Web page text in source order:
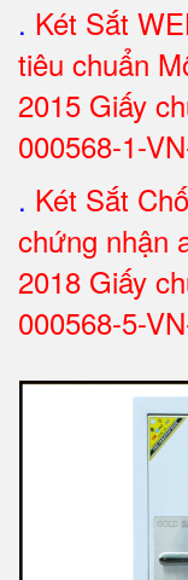
. Két Sắt
tiêu chuẩn
2015 Giấy
000568-1-
. Két Sắt
chứng nhận
2018 Giấy
000568-5-